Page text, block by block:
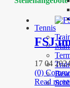
Tennis
FSJ
17 04
(0)
Read